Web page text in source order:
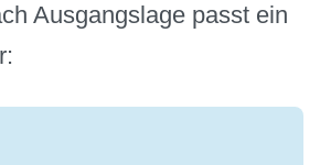
Ausgangslage passt ein